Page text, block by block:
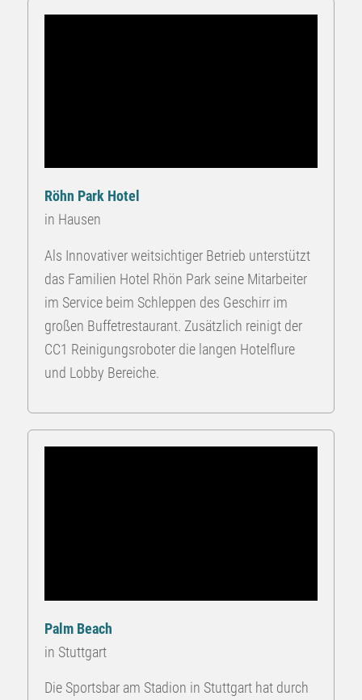
Röhn Park Hotel
in Hausen
Als Innovativer weitsichtiger Betrieb unterstützt
das Familien Hotel Rhön Park seine Mitarbeiter
im Service beim Schleppen des Geschirr im
großen Buffetrestaurant. Zusätzlich reinigt der
CC1 Reinigungsroboter die langen Hotelflure
und Lobby Bereiche.
Palm Beach
in Stuttgart
Die Sportsbar am Stadion in Stuttgart hat durch